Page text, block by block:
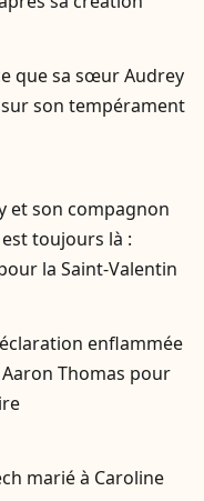
que sa sœur Audrey
son tempérament
et son compagnon
toujours là :
la Saint-Valentin
enflammée
Thomas pour
marié à Caroline